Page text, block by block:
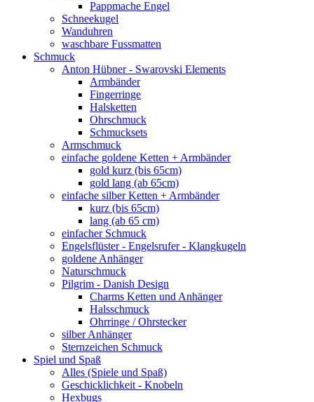
Pappmache Engel
Schneekugel
Wanduhren
waschbare Fussmatten
Schmuck
Anton Hübner - Swarovski Elements
Armbänder
Fingerringe
Halsketten
Ohrschmuck
Schmucksets
Armschmuck
einfache goldene Ketten + Armbänder
gold kurz (bis 65cm)
gold lang (ab 65cm)
einfache silber Ketten + Armbänder
kurz (bis 65cm)
lang (ab 65 cm)
einfacher Schmuck
Engelsflüster - Engelsrufer - Klangkugeln
goldene Anhänger
Naturschmuck
Pilgrim - Danish Design
Charms Ketten und Anhänger
Halsschmuck
Ohrringe / Ohrstecker
silber Anhänger
Sternzeichen Schmuck
Spiel und Spaß
Alles (Spiele und Spaß)
Geschicklichkeit - Knobeln
Hexbugs